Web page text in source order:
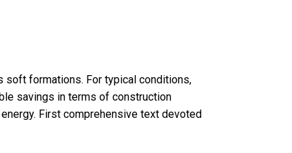
soft formations. For typical conditions,
savings in terms of construction
First comprehensive text devoted